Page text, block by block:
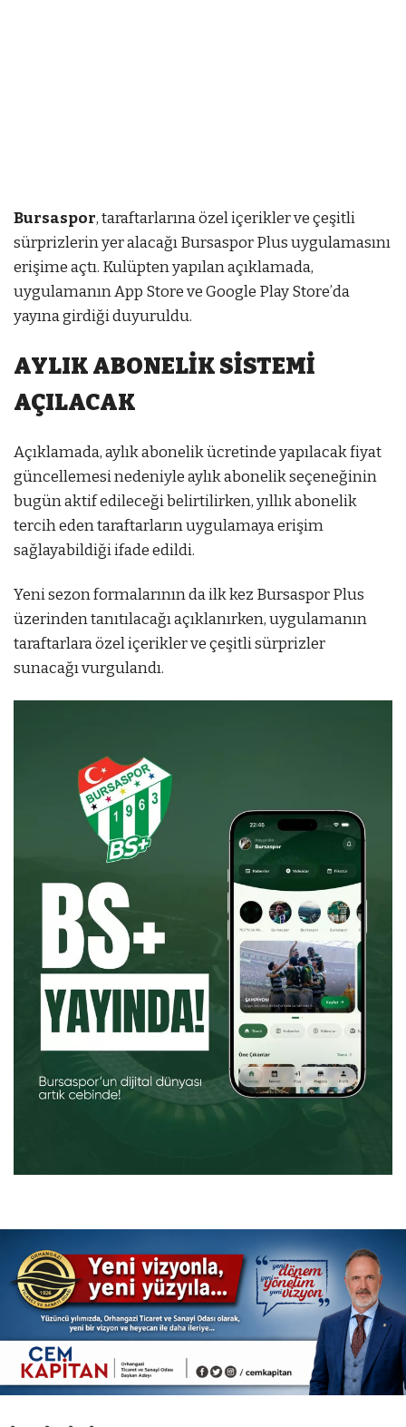
Bursaspor, taraftarlarına özel içerikler ve çeşitli
sürprizlerin yer alacağı Bursaspor Plus uygulamasını
erişime açtı. Kulüpten yapılan açıklamada,
uygulamanın App Store ve Google Play Store’da
yayına girdiği duyuruldu.
mostbet az mostbet az
AYLIK ABONELİK SİSTEMİ
AÇILACAK
Açıklamada, aylık abonelik ücretinde yapılacak fiyat
güncellemesi nedeniyle aylık abonelik seçeneğinin
bugün aktif edileceği belirtilirken, yıllık abonelik
tercih eden taraftarların uygulamaya erişim
sağlayabildiği ifade edildi.
Yeni sezon formalarının da ilk kez Bursaspor Plus
üzerinden tanıtılacağı açıklanırken, uygulamanın
taraftarlara özel içerikler ve çeşitli sürprizler
sunacağı vurgulandı.